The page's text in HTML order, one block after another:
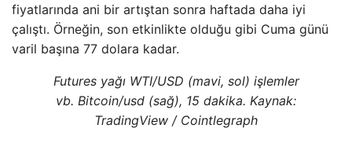
fiyatlarında ani bir artıştan sonra haftada daha iyi
çalıştı. Örneğin, son etkinlikte olduğu gibi Cuma günü
varil başına 77 dolara kadar.
Futures yağı WTI/USD (mavi, sol) işlemler
vb. Bitcoin/usd (sağ), 15 dakika. Kaynak:
TradingView / Cointlegraph